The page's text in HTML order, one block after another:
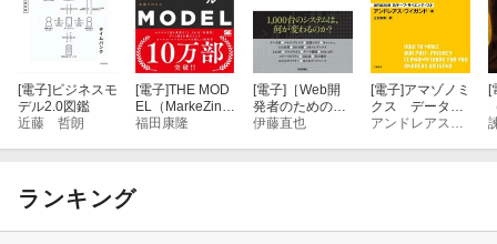
[電子] ビジネスモ
デル2.0図鑑
近藤 哲朗
[電子]THE MOD
EL（MarkeZine
BOOKS） マー
タマーサクセス
福田康隆
[電子] ［Web開
発者のための］
大規模サービス
伊藤直也
[電子]アマゾノミ
クス データ・
サイエンティス
アンドレアス・ワイガンド
[
ランキング